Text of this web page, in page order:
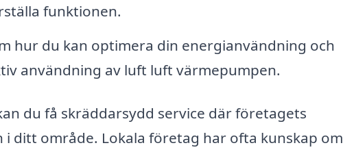
funktionen.
hur du kan optimera din energianvändning och
användning av luft luft värmepumpen.
du få skräddarsydd service där företagets
ditt område. Lokala företag har ofta kunskap om